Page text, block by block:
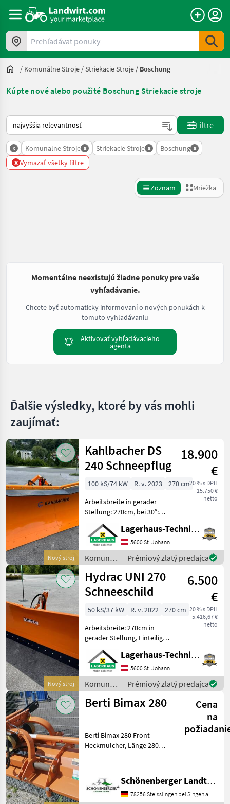
Prehľadávať ponuky
/ Komunálne Stroje /Striekacie Stroje / Boschung
Kúpte nové alebo použité Boschung Striekacie stroje
Takto sa vykonáva triedenie na Landwirt.com
Filtre
x Komunalne Stroje x Striekacie Stroje x Boschung x
x Vymazať všetky filtre
Zoznam Mriežka
Momentálne neexistujú žiadne ponuky pre vaše
vyhľadávanie.
Chcete byť automaticky informovaní o nových ponukách k
tomuto vyhľadávaniu
Aktivovať vyhľadávacieho
agenta
Ďalšie výsledky, ktoré by vás mohli
zaujímať:
Nový stroj
Kahlbacher DS
240 Schneepflug
18.900
€
20 % s DPH
15.750 €
netto
100 kS/74 kW R. v. 2023
270 cm
Arbeitsbreite in gerader
Stellung: 270cm, bei 30°:
240cm, mit Schneeblende
Gummi, lagernd und sofort
verfügbar. Wir bitten
telefonisch oder per Mail
Ihren Besuch be
Lagerhaus-Technik St. Johann
5600 St. Johann
Komunálne
stroje /
Kahlbacher
Prémiový zlatý predajca
Nový stroj
Hydrac UNI 270
Schneeschild
6.500
€
20 % s DPH
5.416,67 €
netto
50 kS/37 kW R. v. 2022
270 cm
Arbeitsbreite: 270cm in
gerader Stellung, Einteiliges
Schild mit
überlastsicherung, hydr.
Schwenkbar, 3- Punkt
Anbau, Schwenkbereich
+-30°, mit Schockventil,
lagernd
Lagerhaus-Technik St. Johann
5600 St. Johann
Komunálne
stroje /
Hydrac
Prémiový zlatý predajca
Berti Bimax 280
Cena
na
Berti Bimax 280 Front-
Heckmulcher, Länge 280
hydr. Seitenverschiebung, 1
Satz Kufen, Ketten H260
Doppelter Dreipunktbo
Schönenberger Landtechnik OHG
78256 Steisslingen bei Singen a. Htwl.